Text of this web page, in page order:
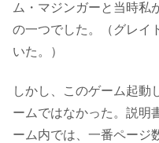
ム・マジンガーと当時私
の一つでした。（グレイ
いた。）
しかし、このゲーム起動
ームではなかった。説明
ーム内では、一番ページ